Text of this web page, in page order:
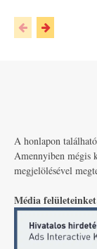
A honlapon
Amennyiben mégis
megjelölésével
Média